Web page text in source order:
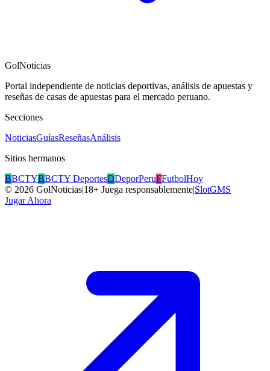
GolNoticias
Portal independiente de noticias deportivas, análisis de apuestas y
reseñas de casas de apuestas para el mercado peruano.
Secciones
NoticiasGuíasReseñasAnálisis
Sitios hermanos
BBCTYBBCTY DeportesDDeporPeruFFutbolHoy
© 2026 GolNoticias|18+ Juega responsablemente|SlotGMS
Jugar Ahora